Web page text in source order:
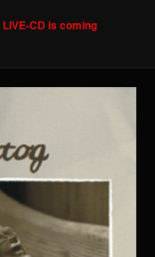
LIVE-CD is coming